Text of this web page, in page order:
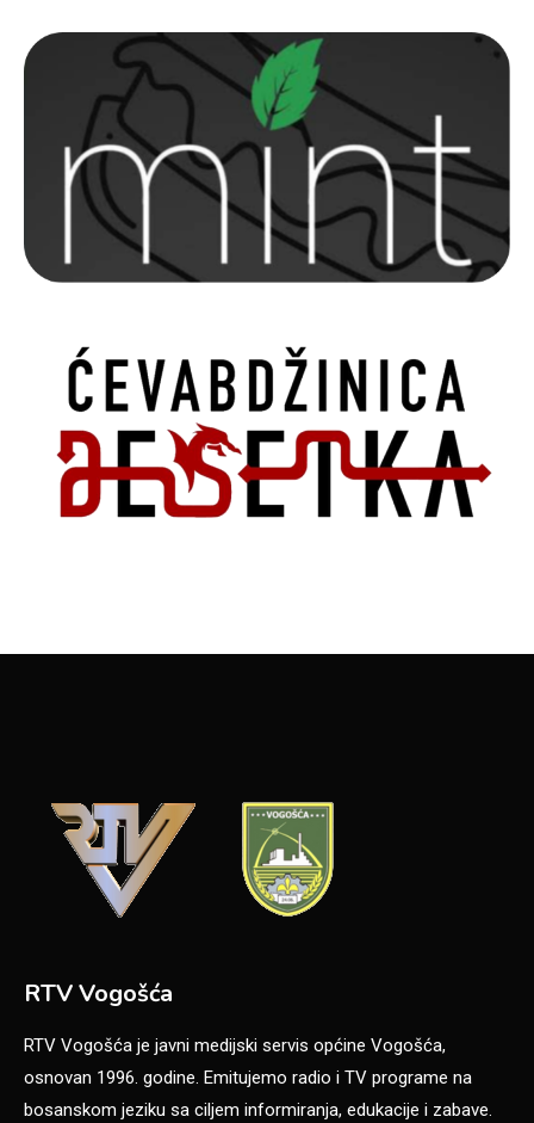
RTV Vogošća
RTV Vogošća je javni medijski servis općine Vogošća,
osnovan 1996. godine. Emitujemo radio i TV programe na
bosanskom jeziku sa ciljem informiranja, edukacije i zabave.